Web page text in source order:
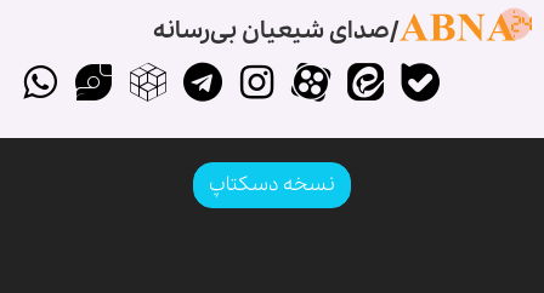
صدای شیعیان بی‌رسانه
نسخه دسکتاپ